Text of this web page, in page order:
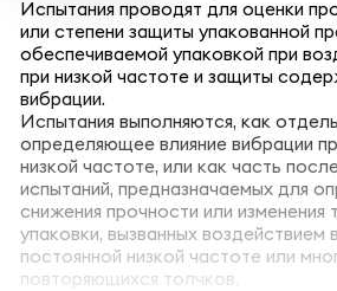
Испытания проводят для оценки
или степени защиты упакованной
обеспечиваемой упаковкой при
при низкой частоте и защиты
вибрации.
Испытания выполняются, как
определяющее влияние вибрации
низкой частоте, или как часть
испытаний, предназначаемых для
снижения прочности или изменения
упаковки, вызванных воздействием
постоянной низкой частоте или
повторяющихся толчков.